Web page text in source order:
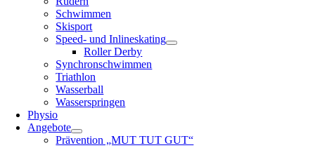
Schwimmen
Skisport
Speed- und Inlineskating
Roller Derby
Synchronschwimmen
Triathlon
Wasserball
Wasserspringen
Physio
Angebote
Prävention „MUT TUT GUT“